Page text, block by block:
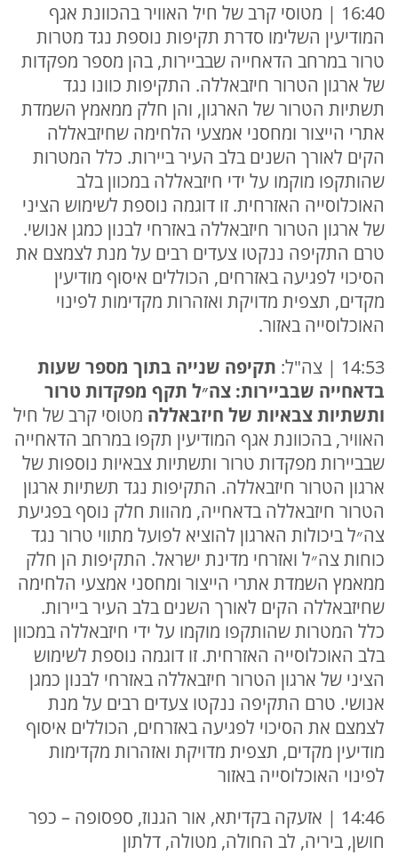
16:40 | מטוסי קרב של חיל האוויר בהכוונת אגף
המודיעין השלימו סדרת תקיפות נוספת נגד מטרות
טרור במרחב הדאחייה שבביירות, בהן מספר מפקדות
של ארגון הטרור חיזבאללה. התקיפות כוונו נגד
תשתיות הטרור של הארגון, והן חלק ממאמץ השמדת
אתרי הייצור ומחסני אמצעי הלחימה שחיזבאללה
הקים לאורך השנים בלב העיר ביירות. כלל המטרות
שהותקפו מוקמו על ידי חיזבאללה במכוון בלב
האוכלוסייה האזרחית. זו דוגמה נוספת לשימוש הציני
של ארגון הטרור חיזבאללה באזרחי לבנון כמגן אנושי.
טרם התקיפה ננקטו צעדים רבים על מנת לצמצם את
הסיכוי לפגיעה באזרחים, הכוללים איסוף מודיעין
מקדים, תצפית מדויקת ואזהרות מקדימות לפינוי
האוכלוסייה באזור.
14:53 | צה"ל:
תקיפה שנייה בתוך מספר שעות
בדאחייה שבביירות: צה״ל תקף מפקדות טרור
ותשתיות צבאיות של חיזבאללה מטוסי קרב של חיל
האוויר, בהכוונת אגף המודיעין תקפו במרחב הדאחייה
שבביירות מפקדות טרור ותשתיות צבאיות נוספות של
ארגון הטרור חיזבאללה. התקיפות נגד תשתיות ארגון
הטרור חיזבאללה בדאחייה, מהוות חלק נוסף בפגיעת
צה״ל ביכולות הארגון להוציא לפועל מתווי טרור נגד
כוחות צה״ל ואזרחי מדינת ישראל. התקיפות הן חלק
ממאמץ השמדת אתרי הייצור ומחסני אמצעי הלחימה
שחיזבאללה הקים לאורך השנים בלב העיר ביירות.
כלל המטרות שהותקפו מוקמו על ידי חיזבאללה במכוון
בלב האוכלוסייה האזרחית. זו דוגמה נוספת לשימוש
הציני של ארגון הטרור חיזבאללה באזרחי לבנון כמגן
אנושי. טרם התקיפה ננקטו צעדים רבים על מנת
לצמצם את הסיכוי לפגיעה באזרחים, הכוללים איסוף
מודיעין מקדים, תצפית מדויקת ואזהרות מקדימות
לפינוי האוכלוסייה באזור
14:46 | אזעקה בקדיתא, אור הגנוז, ספסופה – כפר
חושן, ביריה, לב החולה, מטולה, דלתון